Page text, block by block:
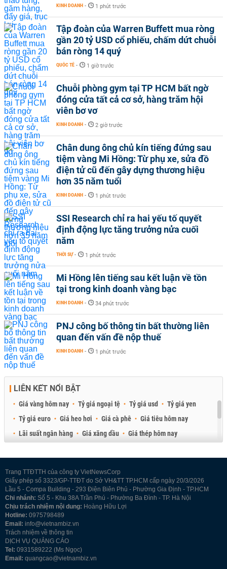
KINH DOANH - 1 phút trước
Tập đoàn của Warren Buffett mua ròng
gần 20 tỷ USD cổ phiếu, chấm dứt chuỗi
bán ròng 14 quý
QUỐC TẾ - 1 giờ trước
Chuỗi phòng gym tại TP HCM bất ngờ
đóng cửa tất cả cơ sở, hàng trăm hội
viên bơ vơ
KINH DOANH - 2 giờ trước
Chân dung ông chủ kín tiếng đứng sau
tiệm vàng Mi Hồng: Từ phụ xe, sửa đồ
điện tử cũ đến gây dựng thương hiệu
hơn 35 năm tuổi
KINH DOANH - 1 phút trước
SSI Research chỉ ra hai yếu tố quyết
định động lực tăng trưởng nửa cuối
năm
THỜI SỰ - 1 phút trước
Mi Hồng lên tiếng sau kết luận về tồn
tại trong kinh doanh vàng bạc
KINH DOANH - 34 phút trước
PNJ công bố thông tin bất thường liên
quan đến vấn đề nộp thuế
KINH DOANH - 1 phút trước
LIÊN KẾT NỔI BẬT
Giá vàng hôm nay Tỷ giá ngoại tệ Tỷ giá usd
Tỷ giá yen
Tỷ giá euro
Giá heo hơi Giá cà phê
Giá tiêu hôm nay
Lãi suất ngân hàng
Giá xăng dầu
Giá thép hôm nay
Trang TTĐTTH của công ty VietNewsCorp
Giấy phép số 3323/GP-TTĐT do Sở VH&TT TP.HCM cấp ngày 20/3/2026
Lầu 5 - Compa Building - 293 Điện Biên Phủ - Phường Gia Định - TP.HCM
Chi nhánh: Số 5 - Khu 38A Trần Phú - Phường Ba Đình - TP. Hà Nội
Chịu trách nhiệm nội dung: Hoàng Hữu Lợi
Hotline: 0975798489
Email: info@vietnambiz.vn
Trách nhiệm về thông tin
DỊCH VỤ QUẢNG CÁO
Tel: 0931589222 (Ms Ngọc)
Email: quangcao@vietnambiz.vn